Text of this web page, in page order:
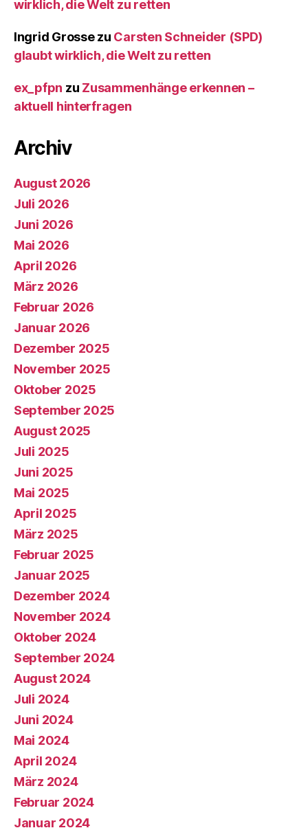
wirklich, die Welt zu retten
Ingrid Grossezu Carsten Schneider (SPD)
glaubt wirklich, die Welt zu retten
ex_pfpn zu Zusammenhänge erkennen –
aktuell hinterfragen
Archiv
August 2026
Juli 2026
Juni 2026
Mai 2026
April 2026
März 2026
Februar 2026
Januar 2026
Dezember 2025
November 2025
Oktober 2025
September 2025
August 2025
Juli 2025
Juni 2025
Mai 2025
April 2025
März 2025
Februar 2025
Januar 2025
Dezember 2024
November 2024
Oktober 2024
September 2024
August 2024
Juli 2024
Juni 2024
Mai 2024
April 2024
März 2024
Februar 2024
Januar 2024